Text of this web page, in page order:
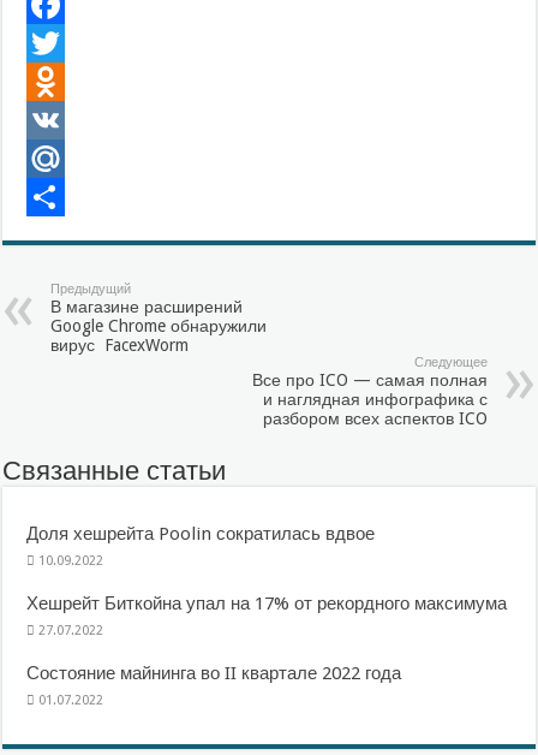
Facebook
Twitter
Odnoklassniki
VK
Mail.Ru
Предыдущий
В магазине расширений
Google Chrome обнаружили
вирус FacexWorm
Следующее
Все про ICO — самая полная
и наглядная инфографика с
разбором всех аспектов ICO
Связанные статьи
Доля хешрейта Poolin сократилась вдвое
10.09.2022
Хешрейт Биткойна упал на 17% от рекордного максимума
27.07.2022
Состояние майнинга во II квартале 2022 года
01.07.2022